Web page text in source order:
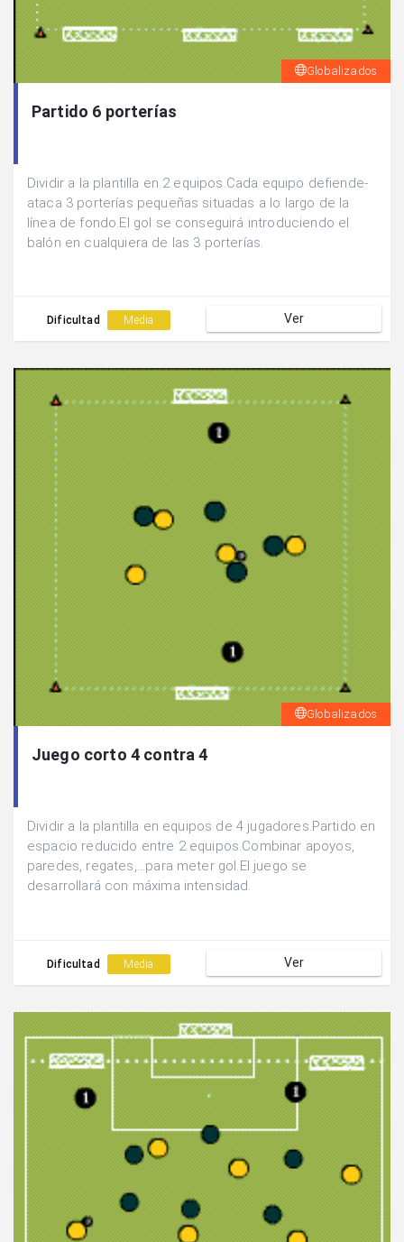
Globalizados
Partido 6 porterías
Dividir a la plantilla en 2 equipos.Cada equipo defiende-
ataca 3 porterías pequeñas situadas a lo largo de la
línea de fondo.El gol se conseguirá introduciendo el
balón en cualquiera de las 3 porterías.
Dificultad Media Ver
Globalizados
Juego corto 4 contra 4
Dividir a la plantilla en equipos de 4 jugadores.Partido en
espacio reducido entre 2 equipos.Combinar apoyos,
paredes, regates,...para meter gol.El juego se
desarrollará con máxima intensidad.
Dificultad Media Ver